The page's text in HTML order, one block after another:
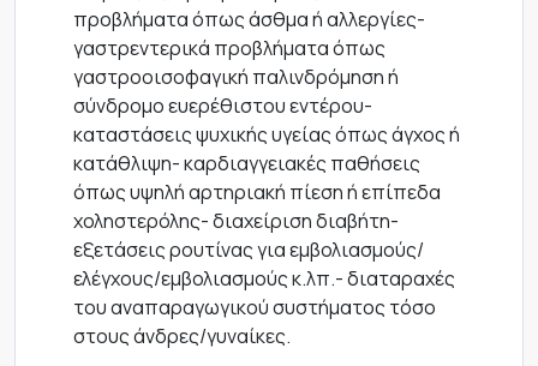
προβλήματα όπως άσθμα ή αλλεργίες-
γαστρεντερικά προβλήματα όπως
γαστροοισοφαγική παλινδρόμηση ή
σύνδρομο ευερέθιστου εντέρου-
καταστάσεις ψυχικής υγείας όπως άγχος ή
κατάθλιψη- καρδιαγγειακές παθήσεις
όπως υψηλή αρτηριακή πίεση ή επίπεδα
χοληστερόλης- διαχείριση διαβήτη-
εξετάσεις ρουτίνας για εμβολιασμούς/
ελέγχους/εμβολιασμούς κ.λπ.- διαταραχές
του αναπαραγωγικού συστήματος τόσο
στους άνδρες/γυναίκες.